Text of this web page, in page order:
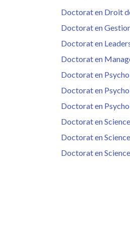
Doctorat en Droit
Doctorat en
Doctorat en
Doctorat en
Doctorat en
Doctorat en
Doctorat en
Doctorat en
Doctorat en
Doctorat en